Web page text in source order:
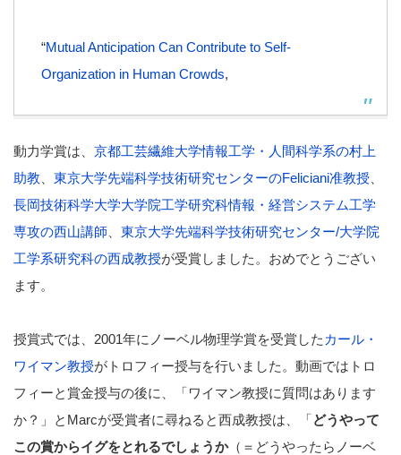
“Mutual Anticipation Can Contribute to Self-
Organization in Human Crowds,
動力学賞は、 京都工芸繊維大学情報工学・人間科学系の村上
助教
東京大学先端科学技術研究センターのFeliciani准教授
長岡技術科学大学大学院工学研究科情報・経営システム工学
専攻の西山講師
東京大学先端科学技術研究センター/大学院
工学系研究科の西成教授が受賞しました。おめでとうござい
ます。
授賞式では、2001年にノーベル物理学賞を受賞した カール・
ワイマン教授がトロフィー授与を行いました。動画ではトロ
フィーと賞金授与の後に、「ワイマン教授に質問はあります
か？」とMarcが受賞者に尋ねると西成教授は、「どうやって
この賞からイグをとれるでしょうか（＝どうやったらノーベ